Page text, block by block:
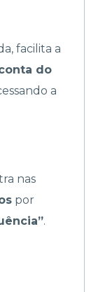
facilita a
do
a
nas
por
.